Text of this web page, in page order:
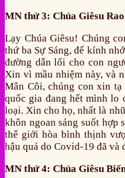
MN thứ 3: Chúa Giêsu
Lạy Chúa Giêsu! Chúng
thứ ba Sự Sáng, để kính
đường dẫn lối cho con
Xin vì mầu nhiệm này, và
Mân Côi, chúng con xin tạ
quốc gia đang hết mình lo
loại. Xin cho họ, nhất là
khôn ngoan sáng suốt hợp
thế giới hòa bình thịnh
hậu quả do Covid-19 đã và
MN thứ 4: Chúa Giêsu